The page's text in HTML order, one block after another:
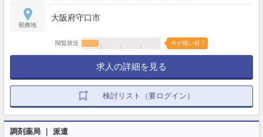
勤務地
大阪府守口市
閲覧状況 今が狙い目！
求人の詳細を見る
検討リスト（要ログイン）
調剤薬局 ｜ 派遣